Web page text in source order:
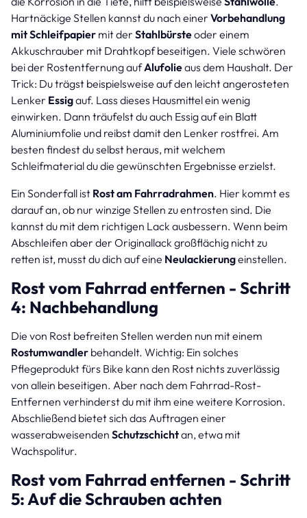
Hartnäckige Stellen kannst du nach einer Vorbehandlung
mit Schleifpapier mit der Stahlbürsteoder einem
Akkuschrauber mit Drahtkopf beseitigen. Viele schwören
bei der Rostentfernung aufAlufolieaus dem Haushalt. Der
Trick: Du trägst beispielsweise auf den leicht angerosteten
Lenker Essigauf. Lass dieses Hausmittel ein wenig
einwirken. Dann träufelst du auch Essig auf ein Blatt
Aluminiumfolie und reibst damit den Lenker rostfrei. Am
besten findest du selbst heraus, mit welchem
Schleifmaterial du die gewünschten Ergebnisse erzielst.
Ein Sonderfall ist Rost am Fahrradrahmen. Hier kommt es
darauf an, ob nur winzige Stellen zu entrosten sind. Die
kannst du mit dem richtigen Lack ausbessern. Wenn beim
Abschleifen aber der Originallack großflächig nicht zu
retten ist, musst du dich auf eine Neulackierungeinstellen.
Rost vom Fahrrad entfernen - Schritt
4: Nachbehandlung
Die von Rost befreiten Stellen werden nun mit einem
Rostumwandler behandelt. Wichtig: Ein solches
Pflegeprodukt fürs Bike kann den Rost nichts zuverlässig
von allein beseitigen. Aber nach dem Fahrrad-Rost-
Entfernen verhinderst du mit ihm eine weitere Korrosion.
Abschließend bietet sich das Auftragen einer
wasserabweisenden Schutzschichtan, etwa mit
Wachspolitur.
Rost vom Fahrrad entfernen - Schritt
5: Auf die Schrauben achten